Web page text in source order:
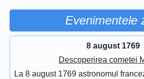
Evenimentele
8 august 1769
Descoperirea cometei
La 8 august 1769 astronomul